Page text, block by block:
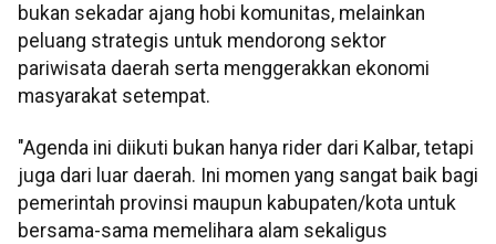
bukan sekadar ajang hobi komunitas, melainkan
peluang strategis untuk mendorong sektor
pariwisata daerah serta menggerakkan ekonomi
masyarakat setempat.
"Agenda ini diikuti bukan hanya rider dari Kalbar, tetapi
juga dari luar daerah. Ini momen yang sangat baik bagi
pemerintah provinsi maupun kabupaten/kota untuk
bersama-sama memelihara alam sekaligus